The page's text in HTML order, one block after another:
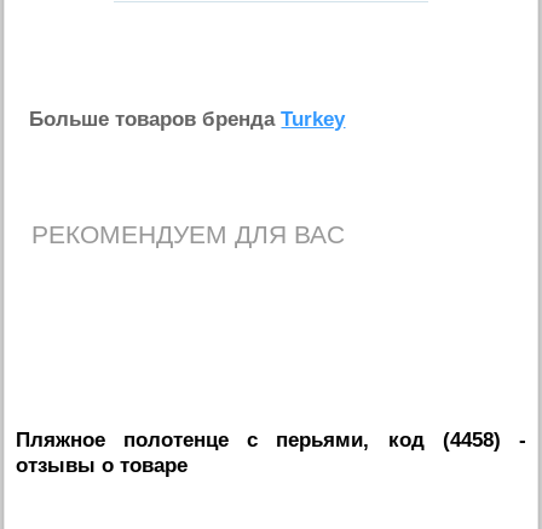
Больше товаров брендаTurkey
РЕКОМЕНДУЕМ ДЛЯ ВАС
Пляжное полотенце с перьями, код (4458) -
отзывы о товаре